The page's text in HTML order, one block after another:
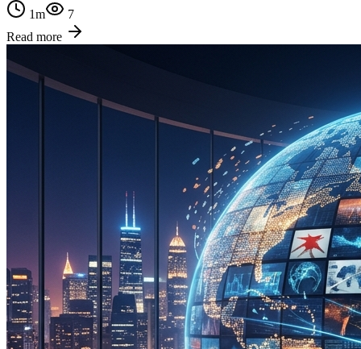
1m
7
Read more